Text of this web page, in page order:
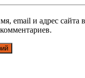
email и адрес сайта